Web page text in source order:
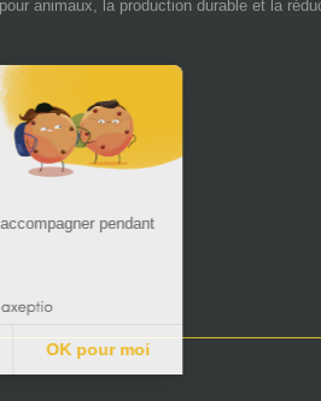
animaux, la production durable et la